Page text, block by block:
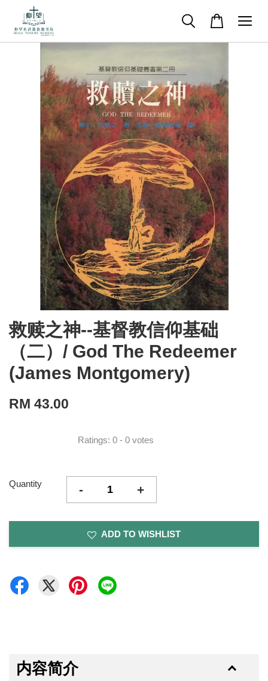
救赎之神--基督教信仰基础
（二）/ God The Redeemer
(James Montgomery)
RM 43.00
Ratings: 0 - 0 votes
Quantity - +
ADD TO WISHLIST
内容简介